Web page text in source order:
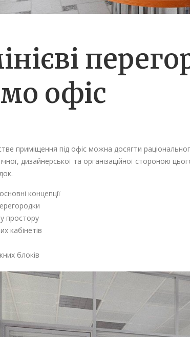
офіс
приміщення під офіс можна досягти
дизайнерської та організаційної стороною
концепції
простору
кабінетів
блоків